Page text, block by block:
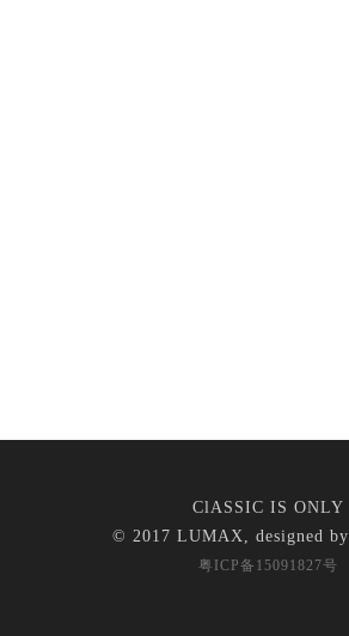
ClASSIC IS ONLY
© 2017 LUMAX, designed by
粤ICP备15091827号